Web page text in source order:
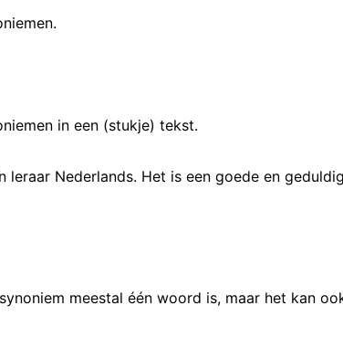
in een (stukje) tekst.
leraar Nederlands. Het is een goede en
meestal één woord is, maar het kan